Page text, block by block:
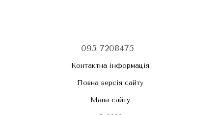
095 7208475
Контактна інформація
Повна версія сайту
Мапа сайту